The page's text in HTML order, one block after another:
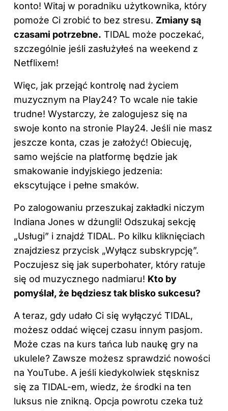
konto! Witaj w poradniku użytkownika, który
pomoże Ci zrobić to bez stresu. Zmiany są
czasami potrzebne. TIDAL może poczekać,
szczególnie jeśli zasłużyłeś na weekend z
Netflixem!
Więc, jak przejąć kontrolę nad życiem
muzycznym na Play24? To wcale nie takie
trudne! Wystarczy, że zalogujesz się na
swoje konto na stronie Play24. Jeśli nie masz
jeszcze konta, czas je założyć! Obiecuję,
samo wejście na platformę będzie jak
smakowanie indyjskiego jedzenia:
ekscytujące i pełne smaków.
Po zalogowaniu przeszukaj zakładki niczym
Indiana Jones w dżungli! Odszukaj sekcję
„Usługi” i znajdź TIDAL. Po kilku kliknięciach
znajdziesz przycisk „Wyłącz subskrypcję”.
Poczujesz się jak superbohater, który ratuje
się od muzycznego nadmiaru! Kto by
pomyślał, że będziesz tak blisko sukcesu?
A teraz, gdy udało Ci się wyłączyć TIDAL,
możesz oddać więcej czasu innym pasjom.
Może czas na kurs tańca lub naukę gry na
ukulele? Zawsze możesz sprawdzić nowości
na YouTube. A jeśli kiedykolwiek stęsknisz
się za TIDAL-em, wiedz, że środki na ten
luksus nie znikną. Opcja powrotu czeka tuż